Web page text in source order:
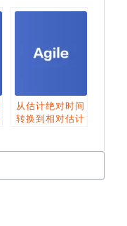
从估计绝对时间
转换到相对估计